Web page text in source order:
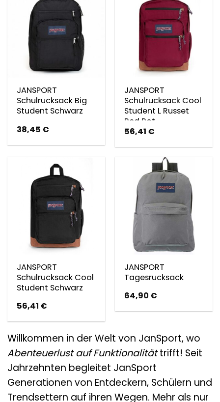
JANSPORT
Schulrucksack Big
Student Schwarz
38,45 €
JANSPORT
Schulrucksack Cool
Student L Russet
Red Rot
56,41 €
JANSPORT
Schulrucksack Cool
Student Schwarz
56,41 €
JANSPORT
Tagesrucksack
64,90 €
Willkommen in der Welt von JanSport, wo
Abenteuerlust auf Funktionalitättrifft! Seit
Jahrzehnten begleitet JanSport
Generationen von Entdeckern, Schülern und
Trendsettern auf ihren Wegen. Mehr als nur